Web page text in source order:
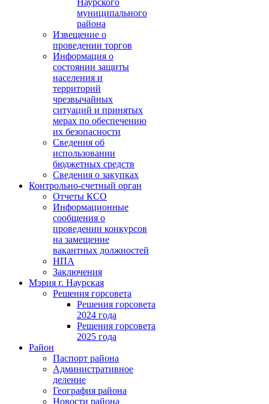
Наурского
муниципального
района
Извещение о
проведении торгов
Информация о
состоянии защиты
населения и
территорий
чрезвычайных
ситуаций и принятых
мерах по обеспечению
их безопасности
Сведения об
использовании
бюджетных средств
Сведения о закупках
Контрольно-счетный орган
Отчеты КСО
Информационные
сообщения о
проведении конкурсов
на замещение
вакантных должностей
НПА
Заключения
Мэрия г. Наурская
Решения горсовета
Решения горсовета
2024 года
Решения горсовета
2025 года
Район
Паспорт района
Административное
деление
География района
Новости района